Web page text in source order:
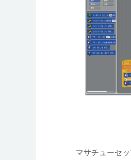
マサチューセ